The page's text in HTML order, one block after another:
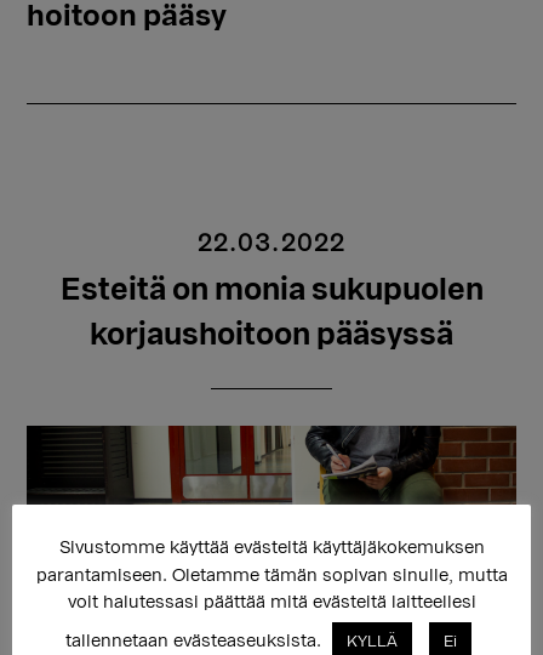
hoitoon pääsy
22.03.2022
Esteitä on monia sukupuolen
korjaushoitoon pääsyssä
Sivustomme käyttää evästeitä käyttäjäkokemuksen
parantamiseen. Oletamme tämän sopivan sinulle, mutta
voit halutessasi päättää mitä evästeitä laitteellesi
tallennetaan evästeaseuksista. KYLLÄ Ei